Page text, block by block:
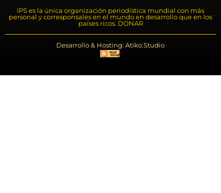
IPS es la única organización periodística mundial con más
personal y corresponsales en el mundo en desarrollo que en los
países ricos. DONAR
Desarrollo & Hosting: Atiko.Studio